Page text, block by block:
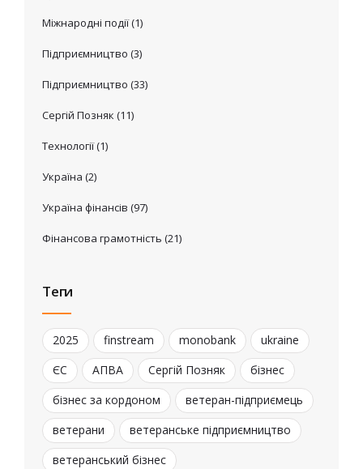
Міжнародні події(1)
Підприємництво (3)
Підприємництво (33)
Сергій Позняк (11)
Технології(1)
Україна (2)
Україна фінансів (97)
Фінансова грамотність (21)
Теги
2025 finstream monobank
ukraine
ЄС
АПВА Сергій Позняк
бізнес
бізнес за кордоном
ветеран-підприємець
ветерани
ветеранське підприємництво
ветеранський бізнес